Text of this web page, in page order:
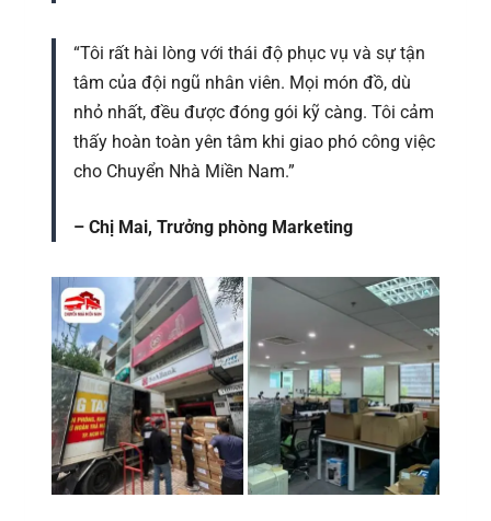
“Tôi rất hài lòng với thái độ phục vụ và sự tận
tâm của đội ngũ nhân viên. Mọi món đồ, dù
nhỏ nhất, đều được đóng gói kỹ càng. Tôi cảm
thấy hoàn toàn yên tâm khi giao phó công việc
cho Chuyển Nhà Miền Nam.”
– Chị Mai, Trưởng phòng Marketing